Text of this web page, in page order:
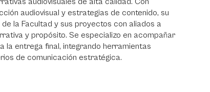
audiovisual y estrategias de contenido, su
la Facultad y sus proyectos con aliados a
y propósito. Se especializo en acompañar
entrega final, integrando herramientas
de comunicación estratégica.